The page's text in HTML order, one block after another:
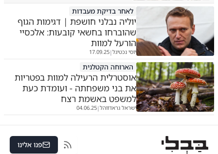
לאחר בדיקת מעבדות
יוליה נבלני חושפת | דגימות הגוף
שהוברחו בחשאי קובעות: אלכסיי
הורעל למוות
יוסי נכטיגל|
17.09.25
הארוחה הקטלנית
אוסטרלית הרעילה למוות בפטריות
את בני משפחתה - ועומדת כעת
למשפט באשמת רצח
ישראל גראדווהל|
04.06.25
RSS פנו אלינו